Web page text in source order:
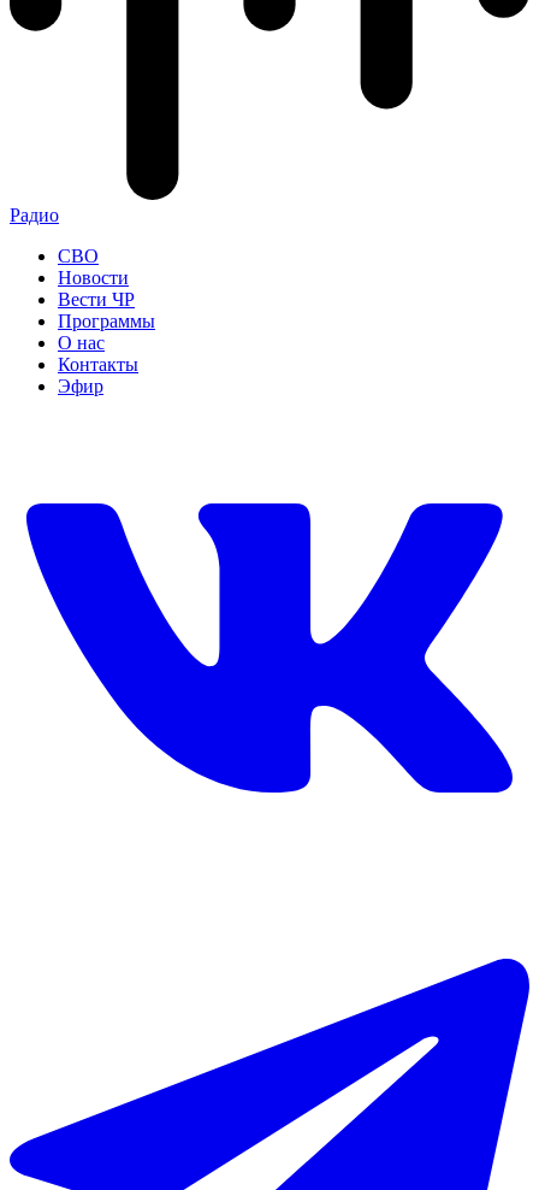
Радио
СВО
Новости
Вести ЧР
Программы
О нас
Контакты
Эфир